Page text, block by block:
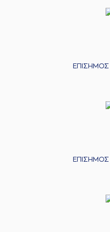
ΕΠΙΣΗΜΟΣ
ΕΠΙΣΗΜΟΣ